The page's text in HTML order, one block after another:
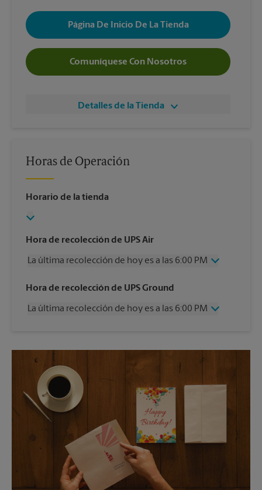
Página De Inicio De La Tienda
Comuníquese Con Nosotros
Detalles de la Tienda
Horas de Operación
Horario de la tienda
Hora de recolección de UPS Air
La última recolección de hoy es a las 6:00 PM
Miércoles
6:00 PM
Viernes
6:00 PM
Lunes
6:00 PM
Martes
Hora de recolección de UPS Ground
La última recolección de hoy es a las 6:00 PM
Viernes
Sábado
Domingo
Sin Recolección
Lunes
Martes